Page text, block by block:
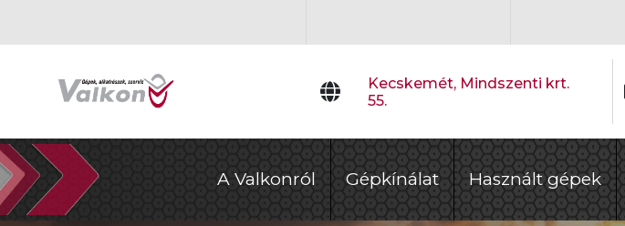
Kecskemét, Mindszenti krt.
55.
A Valkonról Gépkínálat Használt gépek